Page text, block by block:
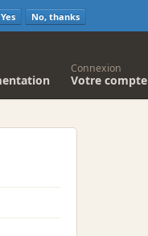
Yes No, thanks
Connexion
Votre compte